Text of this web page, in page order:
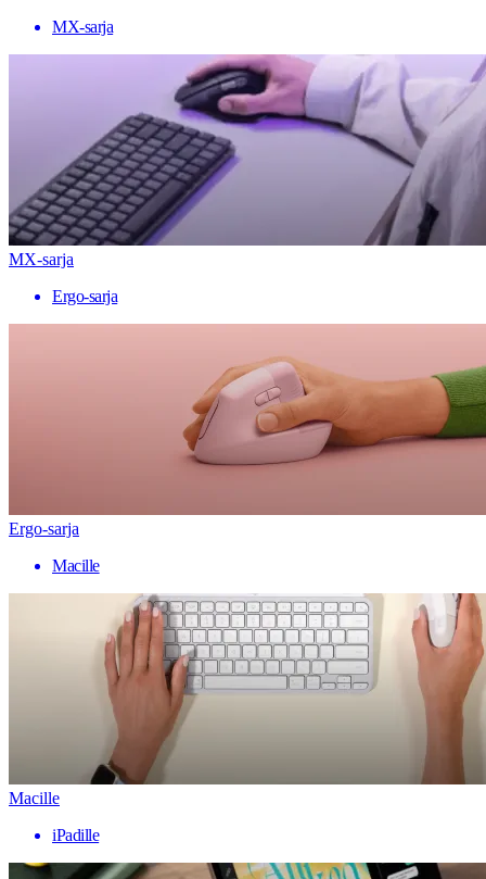
MX-sarja
MX-sarja
Ergo-sarja
Ergo-sarja
Macille
Macille
iPadille